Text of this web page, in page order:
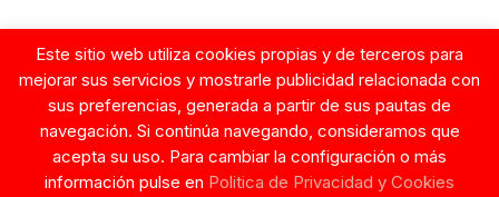
Google
Este sitio web utiliza cookies propias y de terceros para
mejorar sus servicios y mostrarle publicidad relacionada con
sus preferencias, generada a partir de sus pautas de
navegación. Si continúa navegando, consideramos que
acepta su uso. Para cambiar la configuración o más
información pulse en Politica de Privacidad y Cookies